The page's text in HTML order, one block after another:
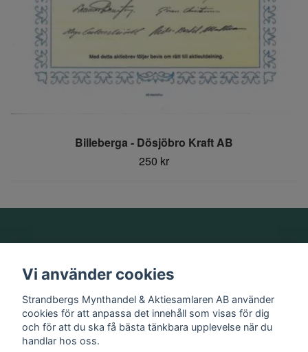
Billeberga - Dösjöbro Kraft AB
250 kr
Information
Sociala medier
Vi använder cookies
Strandbergs Mynthandel & Aktiesamlaren AB använder
cookies för att anpassa det innehåll som visas för dig
och för att du ska få bästa tänkbara upplevelse när du
handlar hos oss.